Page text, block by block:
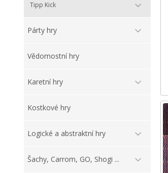
Tipp Kick
Párty hry
Vědomostní hry
Karetní hry
Kostkové hry
Logické a abstraktní hry
Šachy, Carrom, GO, Shogi ...